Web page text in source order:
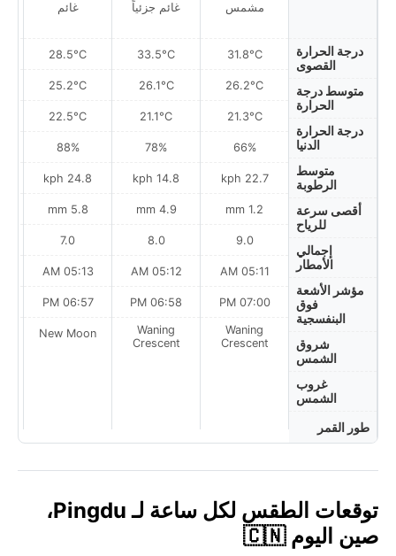
درجة الحرارة
القصوى
متوسط درجة
الحرارة
درجة الحرارة
الدنيا
متوسط
الرطوبة
أقصى سرعة
للرياح
إجمالي
الأمطار
مؤشر الأشعة
فوق
البنفسجية
شروق
الشمس
غروب
الشمس
طور القمر
مشمس
31.8°C
26.2°C
21.3°C
66%
22.7 kph
1.2 mm
9.0
05:11 AM
07:00 PM
Waning
Crescent
غائم جزئياً
33.5°C
26.1°C
21.1°C
78%
14.8 kph
4.9 mm
8.0
05:12 AM
06:58 PM
Waning
Crescent
غائم
28.5°C
25.2°C
22.5°C
88%
24.8 kph
5.8 mm
7.0
05:13 AM
06:57 PM
New Moon
توقعات الطقس لكل ساعة لـ Pingdu،
صين اليوم 🇨🇳